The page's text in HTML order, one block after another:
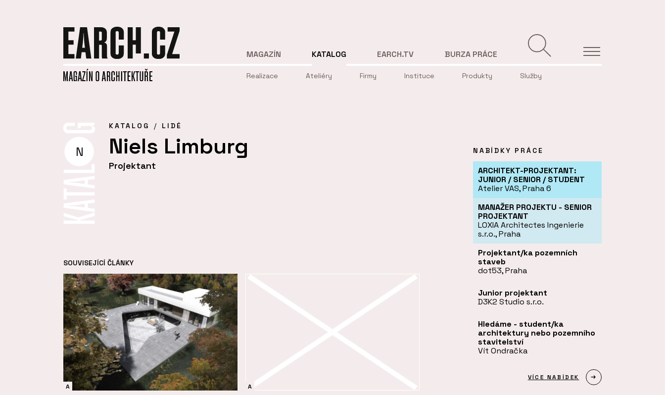
MAGAZÍN KATALOG
Realizace Ateliéry Firmy Instituce Produkty Služby
EARCH.TV BURZA PRÁCE
N
KATALOG LIDÉ
Niels Limburg
Projektant
SOUVISEJÍCÍ ČLÁNKY
A A
NABÍDKY PRÁCE
ARCHITEKT-PROJEKTANT:
JUNIOR / SENIOR / STUDENT
Atelier VAS, Praha 6
MANAŽER PROJEKTU - SENIOR
PROJEKTANT
LOXIA Architectes Ingenierie
s.r.o., Praha
Projektant/ka pozemních
staveb
dot53, Praha
Junior projektant
D3K2 Studio s.r.o.
Hledáme - student/ka
architektury nebo pozemního
stavitelství
Vít Ondračka
VÍCE NABÍDEK